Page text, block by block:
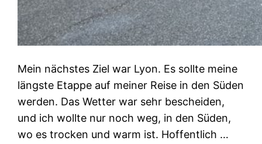
Mein nächstes Ziel war Lyon. Es sollte meine
längste Etappe auf meiner Reise in den Süden
werden. Das Wetter war sehr bescheiden,
und ich wollte nur noch weg, in den Süden,
wo es trocken und warm ist. Hoffentlich …